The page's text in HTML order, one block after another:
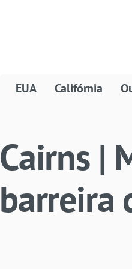
EUA Califórnia
Cairns |
barreira